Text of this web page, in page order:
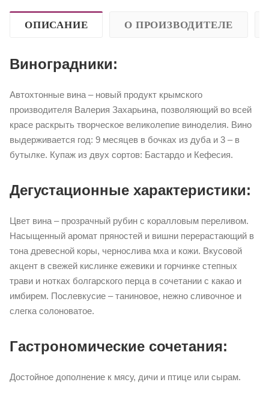
ОПИСАНИЕ О ПРОИЗВОДИТЕЛЕ
Виноградники:
Автохтонные вина – новый продукт крымского
производителя Валерия Захарьина, позволяющий во всей
красе раскрыть творческое великолепие виноделия. Вино
выдерживается год: 9 месяцев в бочках из дуба и 3 – в
бутылке. Купаж из двух сортов: Бастардо и Кефесия.
Дегустационные характеристики:
Цвет вина – прозрачный рубин с коралловым переливом.
Насыщенный аромат пряностей и вишни перерастающий в
тона древесной коры, чернослива мха и кожи. Вкусовой
акцент в свежей кислинке ежевики и горчинке степных
трави и нотках болгарского перца в сочетании с какао и
имбирем. Послевкусие – таниновое, нежно сливочное и
слегка солоноватое.
Гастрономические сочетания:
Достойное дополнение к мясу, дичи и птице или сырам.